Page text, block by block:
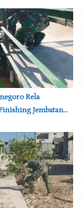
Rela
Jembatan